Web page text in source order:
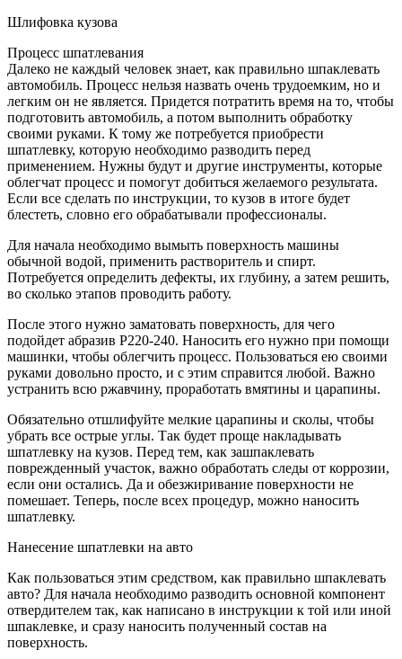
Шлифовка кузова
Процесс шпатлевания
Далеко не каждый человек знает, как правильно шпаклевать
автомобиль. Процесс нельзя назвать очень трудоемким, но и
легким он не является. Придется потратить время на то, чтобы
подготовить автомобиль, а потом выполнить обработку
своими руками. К тому же потребуется приобрести
шпатлевку, которую необходимо разводить перед
применением. Нужны будут и другие инструменты, которые
облегчат процесс и помогут добиться желаемого результата.
Если все сделать по инструкции, то кузов в итоге будет
блестеть, словно его обрабатывали профессионалы.
Для начала необходимо вымыть поверхность машины
обычной водой, применить растворитель и спирт.
Потребуется определить дефекты, их глубину, а затем решить,
во сколько этапов проводить работу.
После этого нужно заматовать поверхность, для чего
подойдет абразив P220-240. Наносить его нужно при помощи
машинки, чтобы облегчить процесс. Пользоваться ею своими
руками довольно просто, и с этим справится любой. Важно
устранить всю ржавчину, проработать вмятины и царапины.
Обязательно отшлифуйте мелкие царапины и сколы, чтобы
убрать все острые углы. Так будет проще накладывать
шпатлевку на кузов. Перед тем, как зашпаклевать
поврежденный участок, важно обработать следы от коррозии,
если они остались. Да и обезжиривание поверхности не
помешает. Теперь, после всех процедур, можно наносить
шпатлевку.
Нанесение шпатлевки на авто
Как пользоваться этим средством, как правильно шпаклевать
авто? Для начала необходимо разводить основной компонент
отвердителем так, как написано в инструкции к той или иной
шпаклевке, и сразу наносить полученный состав на
поверхность.